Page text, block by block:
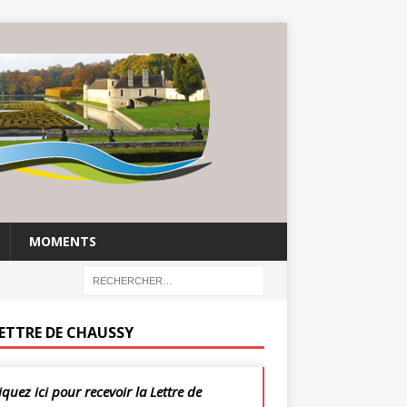
MOMENTS
DE CHAUSSY
ici pour recevoir la Lettre de